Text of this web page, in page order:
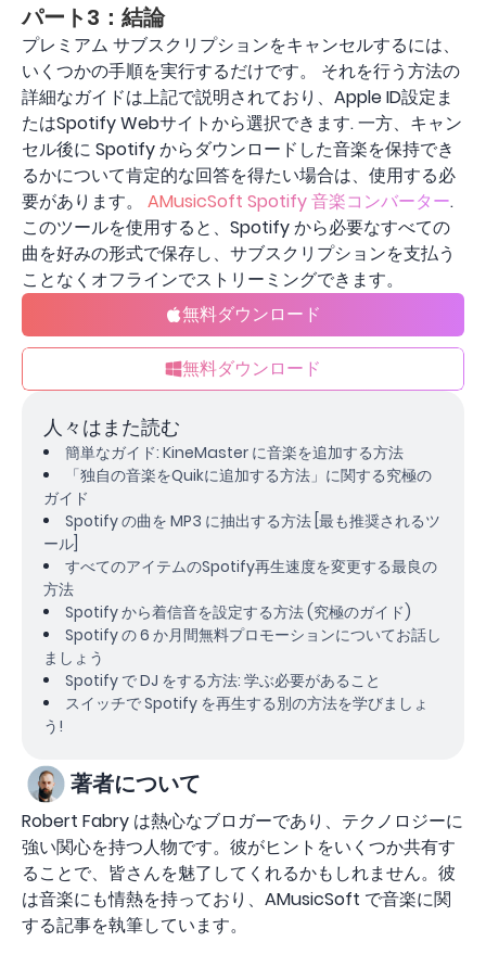
パート3：結論
プレミアム サブスクリプションをキャンセルするには、
いくつかの手順を実行するだけです。 それを行う方法の
詳細なガイドは上記で説明されており、Apple ID設定ま
たはSpotify Webサイトから選択できます. 一方、キャン
セル後に Spotify からダウンロードした音楽を保持でき
るかについて肯定的な回答を得たい場合は、使用する必
要があります。 AMusicSoft Spotify 音楽コンバーター.
このツールを使用すると、Spotify から必要なすべての
曲を好みの形式で保存し、サブスクリプションを支払う
ことなくオフラインでストリーミングできます。
無料ダウンロード
無料ダウンロード
人々はまた読む
簡単なガイド: KineMaster に音楽を追加する方法
「独自の音楽をQuikに追加する方法」に関する究極の
ガイド
Spotify の曲を MP3 に抽出する方法 [最も推奨されるツ
ール]
すべてのアイテムのSpotify再生速度を変更する最良の
方法
Spotify から着信音を設定する方法 (究極のガイド)
Spotify の 6 か月間無料プロモーションについてお話し
ましょう
Spotify で DJ をする方法: 学ぶ必要があること
スイッチで Spotify を再生する別の方法を学びましょ
う!
著者について
Robert Fabry は熱心なブロガーであり、テクノロジーに
強い関心を持つ人物です。彼がヒントをいくつか共有す
ることで、皆さんを魅了してくれるかもしれません。彼
は音楽にも情熱を持っており、AMusicSoft で音楽に関
する記事を執筆しています。